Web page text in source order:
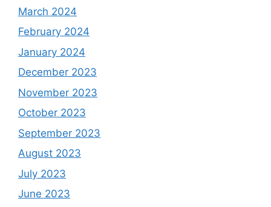
March 2024
February 2024
January 2024
December 2023
November 2023
October 2023
September 2023
August 2023
July 2023
June 2023